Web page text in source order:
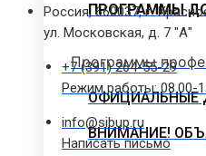
ПРОГРАММЫ
Программы
ОФИЦИАЛЬНЫЕ
ВНИМАНИЕ!
Россия, 660037, г.
ул. Московская, д. 7 "А"
+7 (391) 264-55-29
Режим работы: 08.00-
info@sibup.ru
Написать письмо